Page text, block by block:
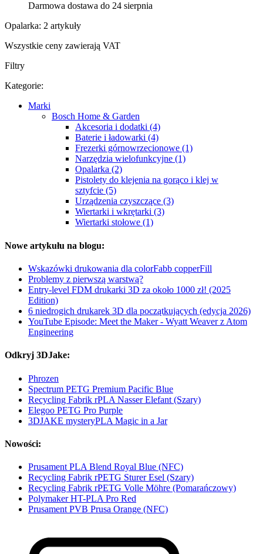
Darmowa dostawa do 24 sierpnia
Opalarka: 2 artykuły
Wszystkie ceny zawierają VAT
Filtry
Kategorie:
Marki
Bosch Home & Garden
Akcesoria i dodatki (4)
Baterie i ładowarki (4)
Frezerki górnowrzecionowe (1)
Narzędzia wielofunkcyjne (1)
Opalarka (2)
Pistolety do klejenia na gorąco i klej w
sztyfcie (5)
Urządzenia czyszczące (3)
Wiertarki i wkrętarki (3)
Wiertarki stołowe (1)
Nowe artykułu na blogu:
Wskazówki drukowania dla colorFabb copperFill
Problemy z pierwszą warstwą?
Entry-level FDM drukarki 3D za około 1000 zł! (2025
Edition)
6 niedrogich drukarek 3D dla początkujących (edycja 2026)
YouTube Episode: Meet the Maker - Wyatt Weaver z Atom
Engineering
Odkryj 3DJake:
Phrozen
Spectrum PETG Premium Pacific Blue
Recycling Fabrik rPLA Nasser Elefant (Szary)
Elegoo PETG Pro Purple
3DJAKE mysteryPLA Magic in a Jar
Nowości:
Prusament PLA Blend Royal Blue (NFC)
Recycling Fabrik rPETG Sturer Esel (Szary)
Recycling Fabrik rPETG Volle Möhre (Pomarańczowy)
Polymaker HT-PLA Pro Red
Prusament PVB Prusa Orange (NFC)